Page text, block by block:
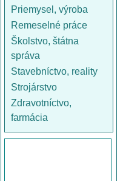
Priemysel, výroba
Remeselné práce
Školstvo, štátna
správa
Stavebníctvo, reality
Strojárstvo
Zdravotníctvo,
farmácia